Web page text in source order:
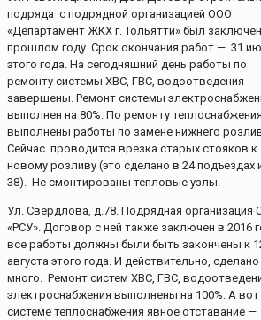
подряда с подрядной организацией ООО
«Департамент ЖКХ г. Тольятти» был
прошлом году. Срок окончания работ — 31
этого года. На сегодняшний день работы по
ремонту системы ХВС, ГВС, водоотведения
завершены. Ремонт системы
выполнен на 80%. По ремонту теплоснабжения
выполнены работы по замене нижнего
Сейчас проводится врезка старых стояков к
новому розливу (это сделано в 24 подъездах
38). Не смонтированы тепловые узлы.
Ул. Свердлова, д.78. Подрядная организация
«РСУ». Договор с ней также заключен в 2016
все работы должны были быть закончены к
августа этого года. И действительно,
много. Ремонт систем ХВС, ГВС,
электроснабжения выполнены на 100%. А вот
системе теплоснабжения явное отставание —